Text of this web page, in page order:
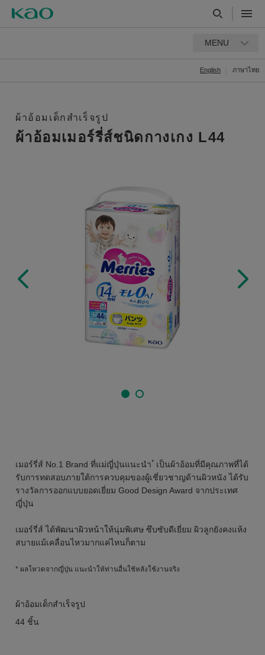
MENU
English ภาษาไทย
ผ้าอ้อมเด็กสำเร็จรูป
ผ้าอ้อมเมอร์รี่ส์ชนิดกางเกง L44
เมอร์รี่ส์ No.1 Brand ที่แม่ญี่ปุ่นแนะนำ* เป็นผ้าอ้อมที่มีคุณภาพที่ได้
รับการทดสอบภายใต้การควบคุมของผู้เชี่ยวชาญด้านผิวหนัง ได้รับ
รางวัลการออกแบบยอดเยี่ยม Good Design Award จากประเทศ
ญี่ปุ่น
เมอร์รี่ส์ ได้พัฒนาผิวหน้าให้นุ่มพิเศษ ซึบซับดีเยี่ยม ผิวลูกยังคงแห้ง
สบายแม้เคลื่อนไหวมากแค่ไหนก็ตาม
* ผลโหวตจากญี่ปุ่น แนะนำให้ท่านอื่นใช้หลังใช้งานจริง
ผ้าอ้อมเด็กสำเร็จรูป
44 ชิ้น